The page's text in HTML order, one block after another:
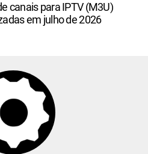
canais para IPTV (M3U)
em julho de 2026